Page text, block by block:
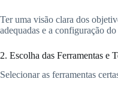
Ter uma visão clara dos
adequadas e a configuração do
2. Escolha das Ferramentas e
Selecionar as ferramentas